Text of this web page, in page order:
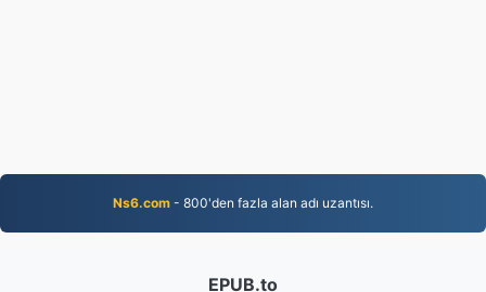
Ns6.com - 800'den fazla alan adı uzantısı.
EPUB.to